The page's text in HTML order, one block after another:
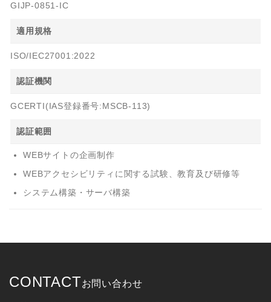
GIJP-0851-IC
適用規格
ISO/IEC27001:2022
認証機関
GCERTI(IAS登録番号:MSCB-113)
認証範囲
WEBサイトの企画制作
WEBアクセシビリティに関する試験、教育及び研修等
システム構築・サーバ構築
CONTACTお問い合わせ